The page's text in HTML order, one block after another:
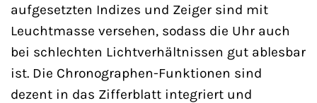
aufgesetzten Indizes und Zeiger sind mit
Leuchtmasse versehen, sodass die Uhr auch
bei schlechten Lichtverhältnissen gut ablesbar
ist. Die Chronographen-Funktionen sind
dezent in das Zifferblatt integriert und